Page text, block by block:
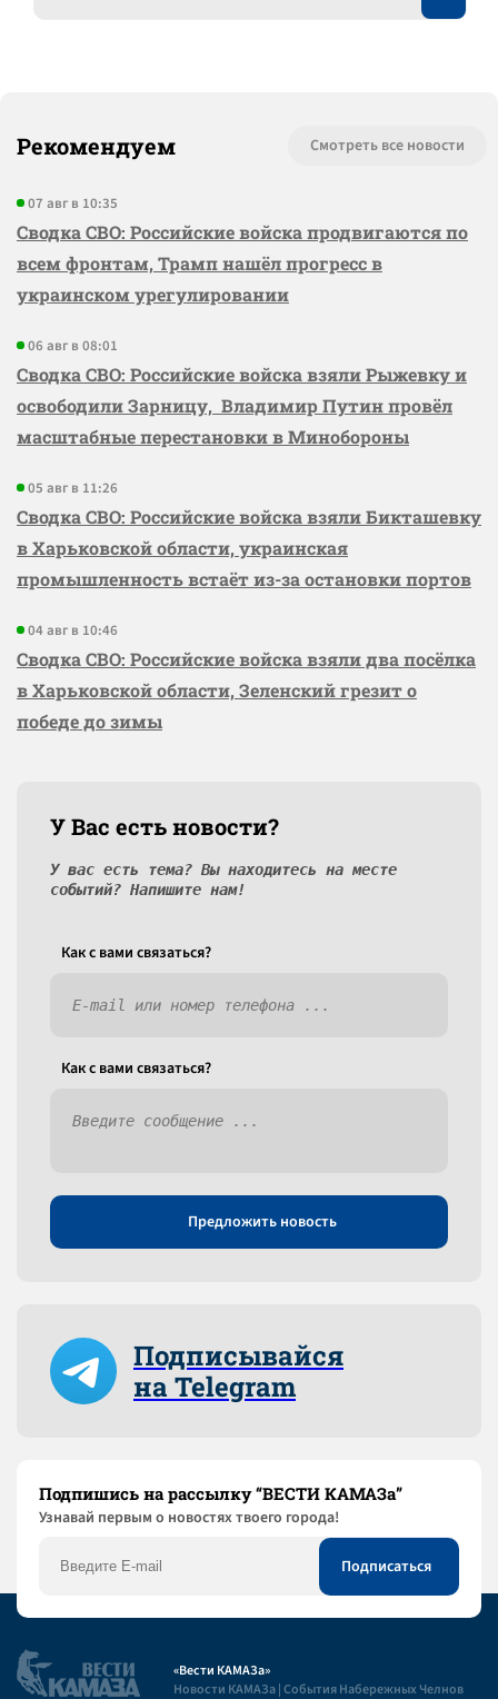
Рекомендуем Смотреть все новости
07 авг в 10:35
Сводка СВО: Российские войска продвигаются по
всем фронтам, Трамп нашёл прогресс в
украинском урегулировании
06 авг в 08:01
Сводка СВО: Российские войска взяли Рыжевку и
освободили Зарницу, Владимир Путин провёл
масштабные перестановки в Минобороны
05 авг в 11:26
Сводка СВО: Российские войска взяли Бикташевку
в Харьковской области, украинская
промышленность встаёт из-за остановки портов
04 авг в 10:46
Сводка СВО: Российские войска взяли два посёлка
в Харьковской области, Зеленский грезит о
победе до зимы
У Вас есть новости?
У вас есть тема? Вы находитесь на месте
событий? Напишите нам!
Как c вами связаться?
Как c вами связаться?
Предложить новость
Подписывайся
на Telegram
Подпишись на рассылку “ВЕСТИ КАМАЗа”
Узнaвай первым о новостях твоего города!
«Вести КАМАЗа»
Новости КАМАЗа | События Набережных Челнов